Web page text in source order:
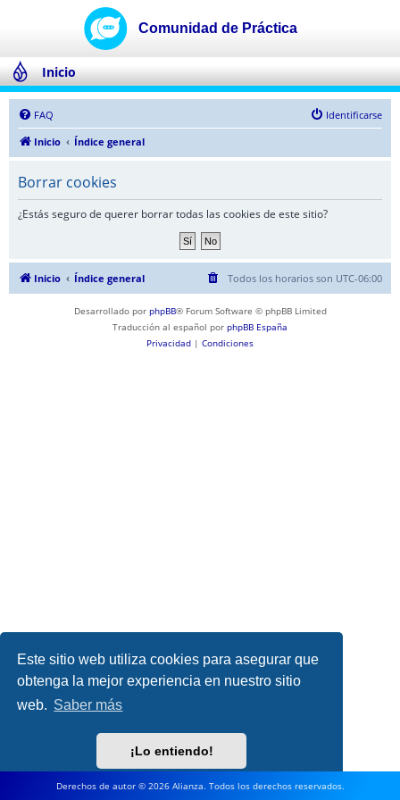
Este sitio web utiliza cookies para asegurar que
obtenga la mejor experiencia en nuestro sitio
web. Saber más
¡Lo entiendo!
Inicio
FAQ
Identificarse
Inicio
Índice general
Borrar cookies
¿Estás seguro de querer borrar todas las cookies de este sitio?
Inicio Índice general Todos los horarios son UTC-06:00
Desarrollado por phpBB® Forum Software © phpBB Limited
Traducción al español por phpBB España
Privacidad | Condiciones
Derechos de autor © 2026 Alianza. Todos los derechos reservados.